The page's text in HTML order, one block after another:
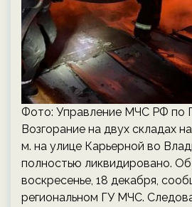
Фото: Управление МЧС РФ по
Возгорание на двух складах
м. на улице Карьерной во
полностью ликвидировано.
воскресенье, 18 декабря,
региональном ГУ МЧС.